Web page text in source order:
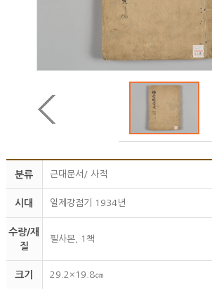
분류 근대문서/ 사적
시대 일제강점기 1934년
수량/재
질
필사본, 1책
크기 29.2×19.8㎝